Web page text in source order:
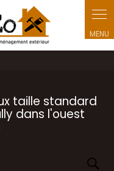
taille standard
dans l'ouest